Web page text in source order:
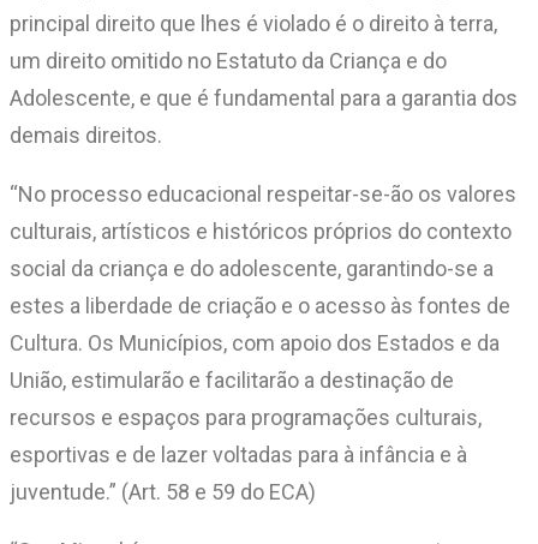
principal direito que lhes é violado é o direito à terra,
um direito omitido no Estatuto da Criança e do
Adolescente, e que é fundamental para a garantia dos
demais direitos.
“No processo educacional respeitar-se-ão os valores
culturais, artísticos e históricos próprios do contexto
social da criança e do adolescente, garantindo-se a
estes a liberdade de criação e o acesso às fontes de
Cultura. Os Municípios, com apoio dos Estados e da
União, estimularão e facilitarão a destinação de
recursos e espaços para programações culturais,
esportivas e de lazer voltadas para à infância e à
juventude.” (Art. 58 e 59 do ECA)